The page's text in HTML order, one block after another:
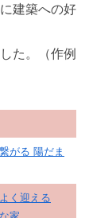
建築への好
た。（作例
がる 陽だま
く迎える